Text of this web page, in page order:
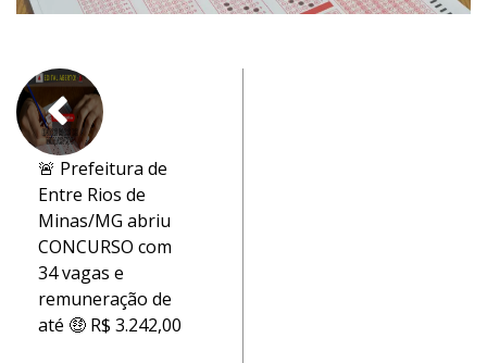
🚨 Prefeitura de
Entre Rios de
Minas/MG abriu
CONCURSO com
34 vagas e
remuneração de
até 🤑 R$ 3.242,00